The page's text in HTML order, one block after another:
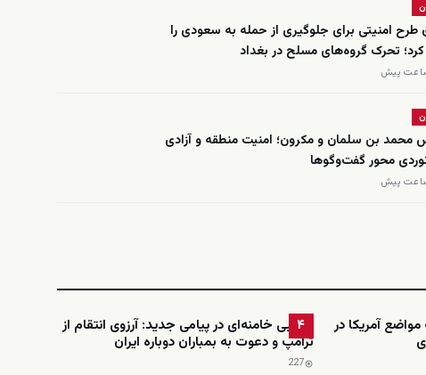
طرح امنیتی برای جلوگیری از حمله به سعودی را
کرد؛ تحرک گروه‌های مسلح در بغداد
محمد بن سلمان و مکرون؛ امنیت منطقه و آزادی
محور گفت‌وگوها
مواضع آمریکا در
۴
مجتبی خامنه‌ای در پیامی جدید: آرزوی انتقام از
ترامپ و دعوت به بمباران دوباره ایران
227